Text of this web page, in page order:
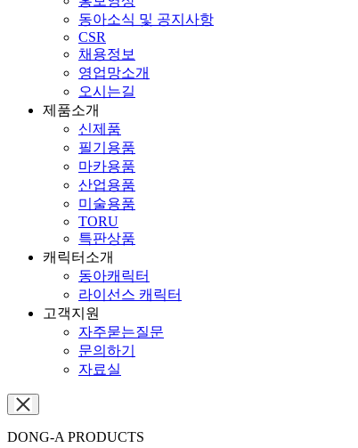
동아소식 및 공지사항
CSR
채용정보
영업망소개
오시는길
제품소개
신제품
필기용품
마카용품
산업용품
미술용품
TORU
특판상품
캐릭터소개
동아캐릭터
라이선스 캐릭터
고객지원
자주묻는질문
문의하기
자료실
DONG-A PRODUCTS